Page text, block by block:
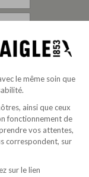
le même soin que
ainsi que ceux
fonctionnement de
vos attentes,
correspondent, sur
sur le lien